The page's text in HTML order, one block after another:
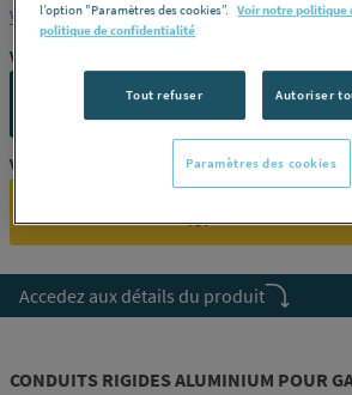
Voir la description complète
Vous avez un projet ?
CONTACTEZ-
Vous êtes un professionnel ?
Accedez aux détails du produit
CONDUITS RIGIDES ALUMINIUM POUR
l’option "Paramètres des cookies”. Voir notre politique
politique de confidentialité
Tout refuser Autoriser
Paramètres des cookies